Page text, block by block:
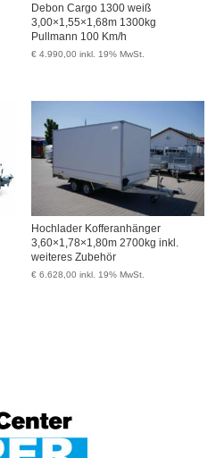
Debon Cargo 1300 weiß
3,00×1,55×1,68m 1300kg
Pullmann 100 Km/h
€ 4.990,00 inkl. 19% MwSt.
Hochlader Kofferanhänger
3,60×1,78×1,80m 2700kg inkl.
weiteres Zubehör
€ 6.628,00 inkl. 19% MwSt.